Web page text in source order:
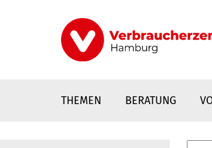
THEMEN BERATUNG